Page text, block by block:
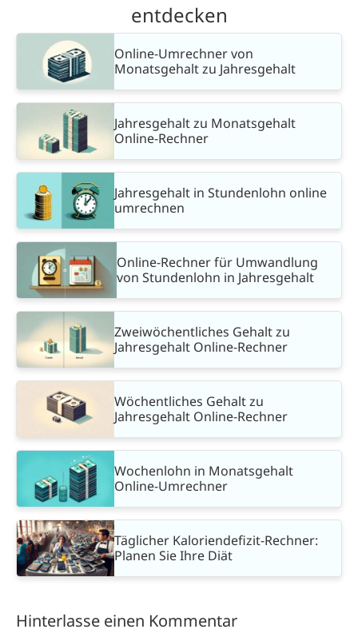
entdecken
Online-Umrechner von
Monatsgehalt zu Jahresgehalt
Jahresgehalt zu Monatsgehalt
Online-Rechner
Jahresgehalt in Stundenlohn online
umrechnen
Online-Rechner für Umwandlung
von Stundenlohn in Jahresgehalt
Zweiwöchentliches Gehalt zu
Jahresgehalt Online-Rechner
Wöchentliches Gehalt zu
Jahresgehalt Online-Rechner
Wochenlohn in Monatsgehalt
Online-Umrechner
Täglicher Kaloriendefizit-Rechner:
Planen Sie Ihre Diät
Hinterlasse einen Kommentar